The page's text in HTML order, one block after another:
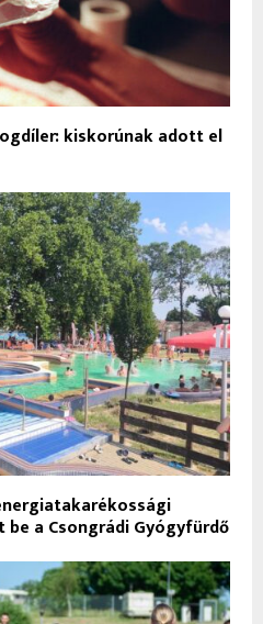
kiskorúnak adott el
a Csongrádi Gyógyfürdő